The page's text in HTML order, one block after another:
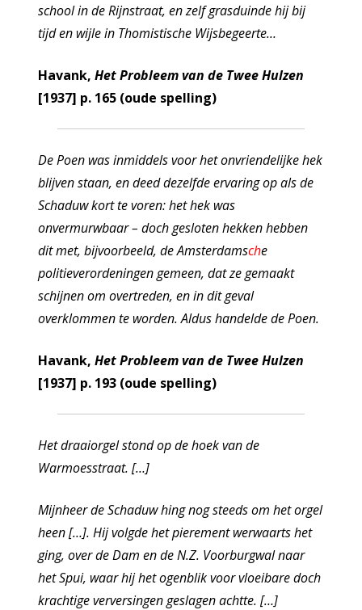
school in de Rijnstraat, en zelf grasduinde hij bij
tijd en wijle in Thomistische Wijsbegeerte…
Havank, Het Probleem van de Twee Hulzen
[1937] p. 165 (oude spelling)
De Poen was inmiddels voor het onvriendelijke hek
blijven staan, en deed dezelfde ervaring op als de
Schaduw kort te voren: het hek was
onvermurwbaar – doch gesloten hekken hebben
dit met, bijvoorbeeld, de Amsterdamsche
politieverordeningen gemeen, dat ze gemaakt
schijnen om overtreden, en in dit geval
overklommen te worden. Aldus handelde de Poen.
Havank, Het Probleem van de Twee Hulzen
[1937] p. 193 (oude spelling)
Het draaiorgel stond op de hoek van de
Warmoesstraat. […]
Mijnheer de Schaduw hing nog steeds om het orgel
heen […]. Hij volgde het pierement werwaarts het
ging, over de Dam en de N.Z. Voorburgwal naar
het Spui, waar hij het ogenblik voor vloeibare doch
krachtige verversingen geslagen achtte. […]